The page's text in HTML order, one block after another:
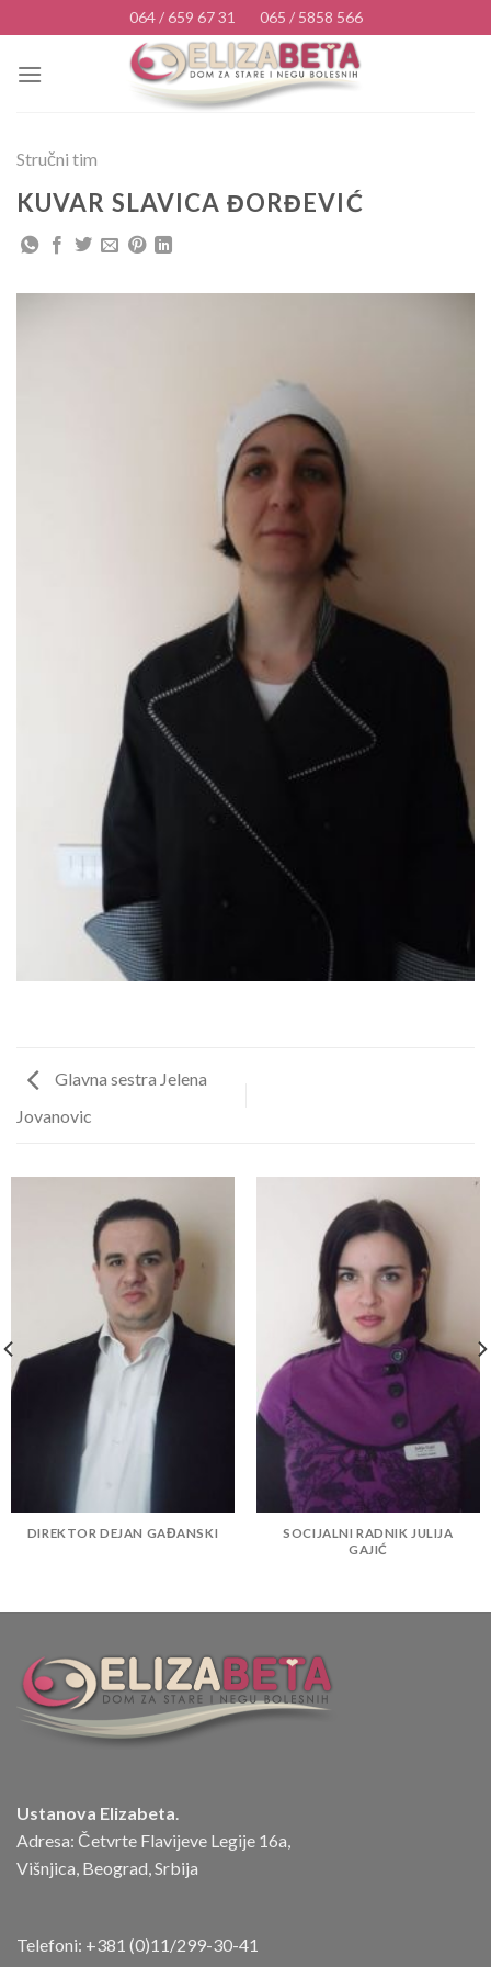
to
content
064 / 659 67 31 065 / 5858 566
Stručni tim
KUVAR SLAVICA ĐORĐEVIĆ
Glavna sestra Jelena
Jovanovic
DIREKTOR DEJAN GAĐANSKI
SOCIJALNI RADNIK JULIJA
GAJIĆ
Ustanova Elizabeta.
Adresa: Četvrte Flavijeve Legije 16a,
Višnjica, Beograd, Srbija
Telefoni: +381 (0)11/299-30-41